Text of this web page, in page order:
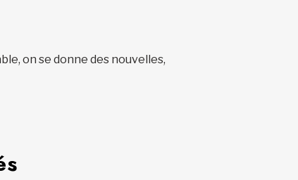
on se donne des nouvelles,